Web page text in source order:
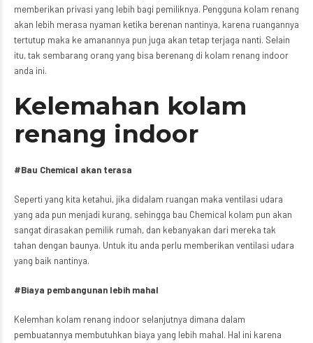
memberikan privasi yang lebih bagi pemiliknya. Pengguna kolam renang
akan lebih merasa nyaman ketika berenan nantinya, karena ruangannya
tertutup maka ke amanannya pun juga akan tetap terjaga nanti. Selain
itu, tak sembarang orang yang bisa berenang di kolam renang indoor
anda ini.
Kelemahan kolam
renang indoor
#Bau Chemical akan terasa
Seperti yang kita ketahui, jika didalam ruangan maka ventilasi udara
yang ada pun menjadi kurang, sehingga bau Chemical kolam pun akan
sangat dirasakan pemilik rumah, dan kebanyakan dari mereka tak
tahan dengan baunya. Untuk itu anda perlu memberikan ventilasi udara
yang baik nantinya.
#Biaya pembangunan lebih mahal
Kelemhan kolam renang indoor selanjutnya dimana dalam
pembuatannya membutuhkan biaya yang lebih mahal. Hal ini karena